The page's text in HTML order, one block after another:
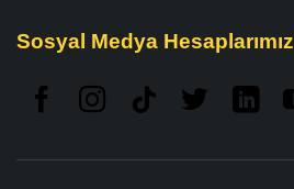
Sosyal Medya Hesaplarımız